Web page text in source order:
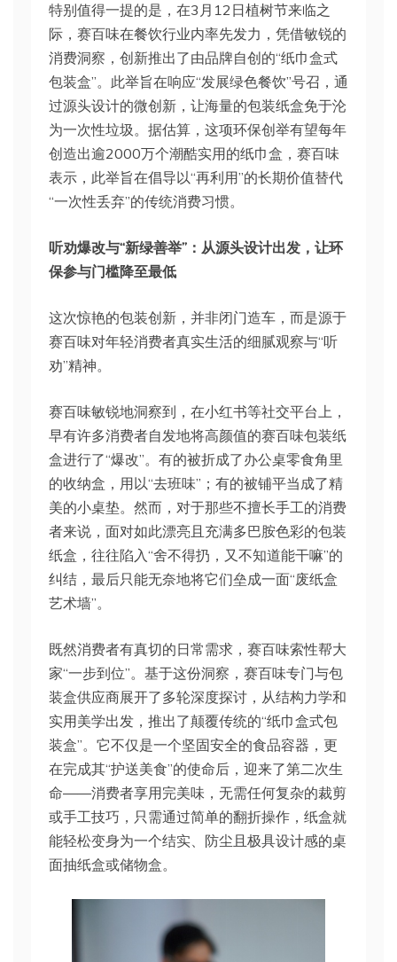
特别值得一提的是，在3月12日植树节来临之
际，赛百味在餐饮行业内率先发力，凭借敏锐的
消费洞察，创新推出了由品牌自创的“纸巾盒式
包装盒”。此举旨在响应“发展绿色餐饮”号召，通
过源头设计的微创新，让海量的包装纸盒免于沦
为一次性垃圾。据估算，这项环保创举有望每年
创造出逾2000万个潮酷实用的纸巾盒，赛百味
表示，此举旨在倡导以“再利用”的长期价值替代
“一次性丢弃”的传统消费习惯。
听劝爆改与“新绿善举”：从源头设计出发，让环
保参与门槛降至最低
这次惊艳的包装创新，并非闭门造车，而是源于
赛百味对年轻消费者真实生活的细腻观察与“听
劝”精神。
赛百味敏锐地洞察到，在小红书等社交平台上，
早有许多消费者自发地将高颜值的赛百味包装纸
盒进行了“爆改”。有的被折成了办公桌零食角里
的收纳盒，用以“去班味”；有的被铺平当成了精
美的小桌垫。然而，对于那些不擅长手工的消费
者来说，面对如此漂亮且充满多巴胺色彩的包装
纸盒，往往陷入“舍不得扔，又不知道能干嘛”的
纠结，最后只能无奈地将它们垒成一面“废纸盒
艺术墙”。
既然消费者有真切的日常需求，赛百味索性帮大
家“一步到位”。基于这份洞察，赛百味专门与包
装盒供应商展开了多轮深度探讨，从结构力学和
实用美学出发，推出了颠覆传统的“纸巾盒式包
装盒”。它不仅是一个坚固安全的食品容器，更
在完成其“护送美食”的使命后，迎来了第二次生
命——消费者享用完美味，无需任何复杂的裁剪
或手工技巧，只需通过简单的翻折操作，纸盒就
能轻松变身为一个结实、防尘且极具设计感的桌
面抽纸盒或储物盒。